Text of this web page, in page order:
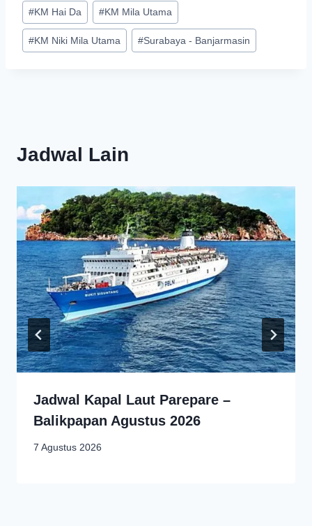
#KM Hai Da #KM Mila Utama
#KM Niki Mila Utama #Surabaya - Banjarmasin
Jadwal Lain
Jadwal Kapal Laut Parepare –
Balikpapan Agustus 2026
7 Agustus 2026